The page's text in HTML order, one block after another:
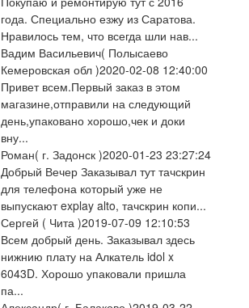
года. Специально езжу из Саратова.
Нравилось тем, что всегда шли нав...
Вадим Васильевич( Полысаево
Кемеровская обл )2020-02-08 12:40:00
Привет всем.Первый заказ в этом
магазине,отправили на следующий
день,упаковано хорошо,чек и доки
вну...
Роман( г. Задонск )2020-01-23 23:27:24
Добрый Вечер Заказывал тут тачскрин
для телефона который уже не
выпускают explay alto, тачскрин копи...
Сергей ( Чита )2019-07-09 12:10:53
Всем добрый день. Заказывал здесь
нижнию плату на Алкатель idol x
6043D. Хорошо упаковали пришла
па...